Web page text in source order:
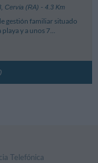
, Cervia (RA) - 4.3 Km
gestión familiar situado
y a unos 7...
Telefónica